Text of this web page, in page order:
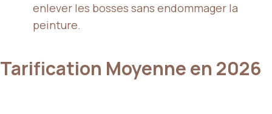
enlever les bosses sans endommager la
peinture.
Tarification Moyenne en 2026